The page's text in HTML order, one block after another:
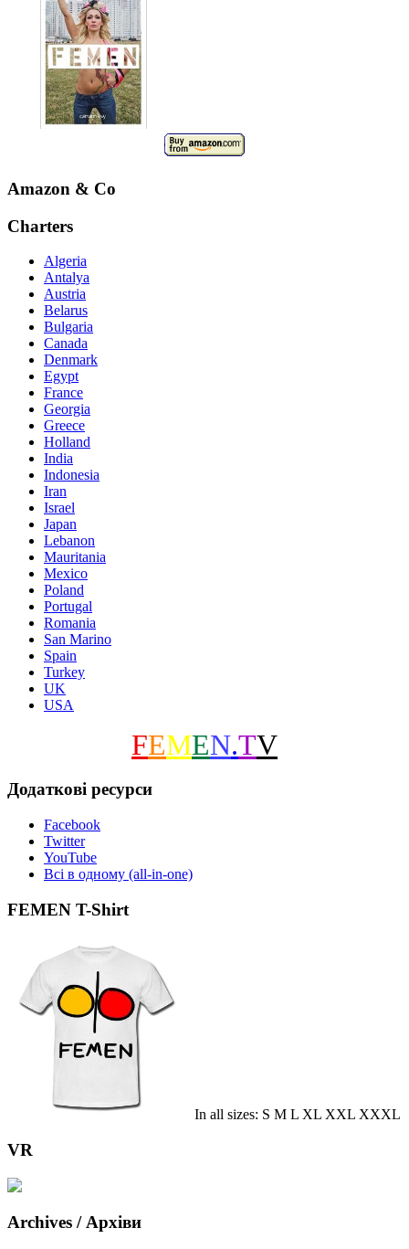
Amazon & Co
Charters
Algeria
Antalya
Austria
Belarus
Bulgaria
Canada
Denmark
Egypt
France
Georgia
Greece
Holland
India
Indonesia
Iran
Israel
Japan
Lebanon
Mauritania
Mexico
Poland
Portugal
Romania
San Marino
Spain
Turkey
UK
USA
FEMEN.TV
Додаткові ресурси
Facebook
Twitter
YouTube
Всі в одному (all-in-one)
FEMEN T-Shirt
In all sizes: S M L XL XXL XXXL
VR
Archives / Архіви